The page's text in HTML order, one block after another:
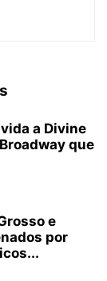
vida a Divine
que
e
por